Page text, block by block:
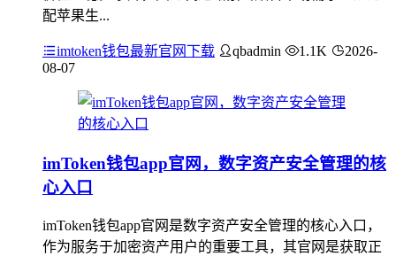
配苹果生...
imtoken钱包最新官网下载 qbadmin 1.1K
2026-
08-07
imToken钱包app官网，数字资产安全管理的核
心入口
imToken钱包app官网是数字资产安全管理的核心入口，
作为服务于加密资产用户的重要工具，其官网是获取正